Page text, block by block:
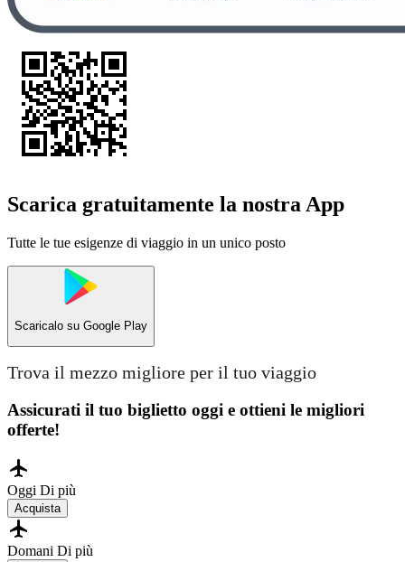
Scarica gratuitamente la nostra App
Tutte le tue esigenze di viaggio in un unico posto
Scaricalo su Google Play
Trova il mezzo migliore per il tuo viaggio
Assicurati il ​​tuo biglietto oggi e ottieni le migliori
offerte!
Oggi Di più
Acquista
Domani Di più